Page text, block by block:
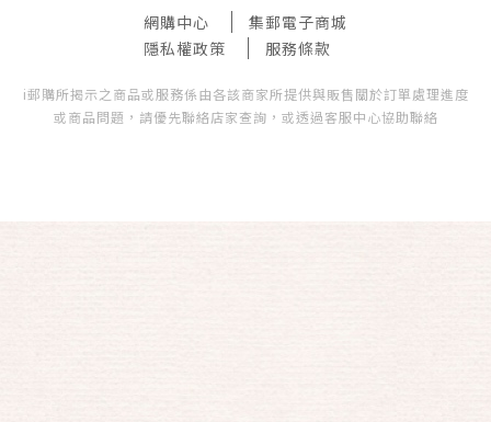
網購中心
集郵電子商城
隱私權政策
服務條款
i郵購所揭示之商品或服務係由各該商家所提供與販售關於訂單處理進度
或商品問題，請優先聯絡店家查詢，或透過客服中心協助聯絡